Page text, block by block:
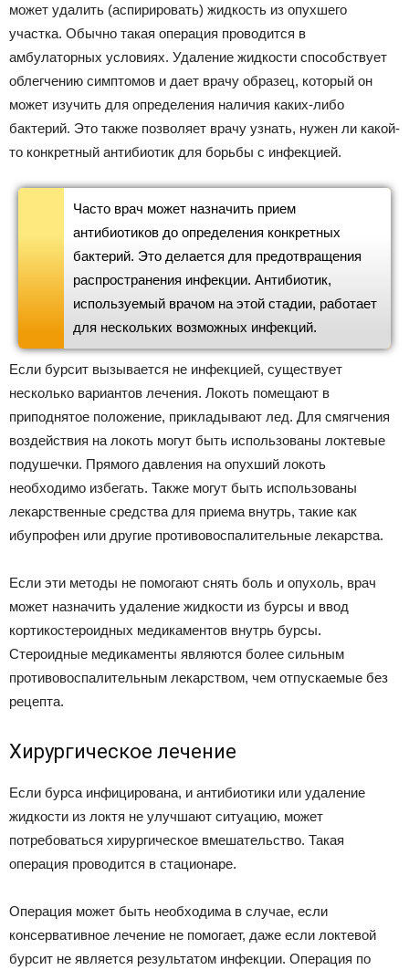
может удалить (аспирировать) жидкость из опухшего
участка. Обычно такая операция проводится в
амбулаторных условиях. Удаление жидкости способствует
облегчению симптомов и дает врачу образец, который он
может изучить для определения наличия каких-либо
бактерий. Это также позволяет врачу узнать, нужен ли какой-
то конкретный антибиотик для борьбы с инфекцией.
Часто врач может назначить прием
антибиотиков до определения конкретных
бактерий. Это делается для предотвращения
распространения инфекции. Антибиотик,
используемый врачом на этой стадии, работает
для нескольких возможных инфекций.
Если бурсит вызывается не инфекцией, существует
несколько вариантов лечения. Локоть помещают в
приподнятое положение, прикладывают лед. Для смягчения
воздействия на локоть могут быть использованы локтевые
подушечки. Прямого давления на опухший локоть
необходимо избегать. Также могут быть использованы
лекарственные средства для приема внутрь, такие как
ибупрофен или другие противовоспалительные лекарства.
Если эти методы не помогают снять боль и опухоль, врач
может назначить удаление жидкости из бурсы и ввод
кортикостероидных медикаментов внутрь бурсы.
Стероидные медикаменты являются более сильным
противовоспалительным лекарством, чем отпускаемые без
рецепта.
Хирургическое лечение
Если бурса инфицирована, и антибиотики или удаление
жидкости из локтя не улучшают ситуацию, может
потребоваться хирургическое вмешательство. Такая
операция проводится в стационаре.
Операция может быть необходима в случае, если
консервативное лечение не помогает, даже если локтевой
бурсит не является результатом инфекции. Операция по